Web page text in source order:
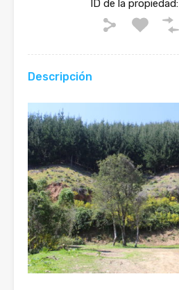
ID de la propiedad:
Descripción